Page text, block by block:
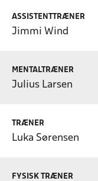
ASSISTENTTRÆNER
Jimmi Wind
MENTALTRÆNER
Julius Larsen
TRÆNER
Luka Sørensen
FYSISK TRÆNER